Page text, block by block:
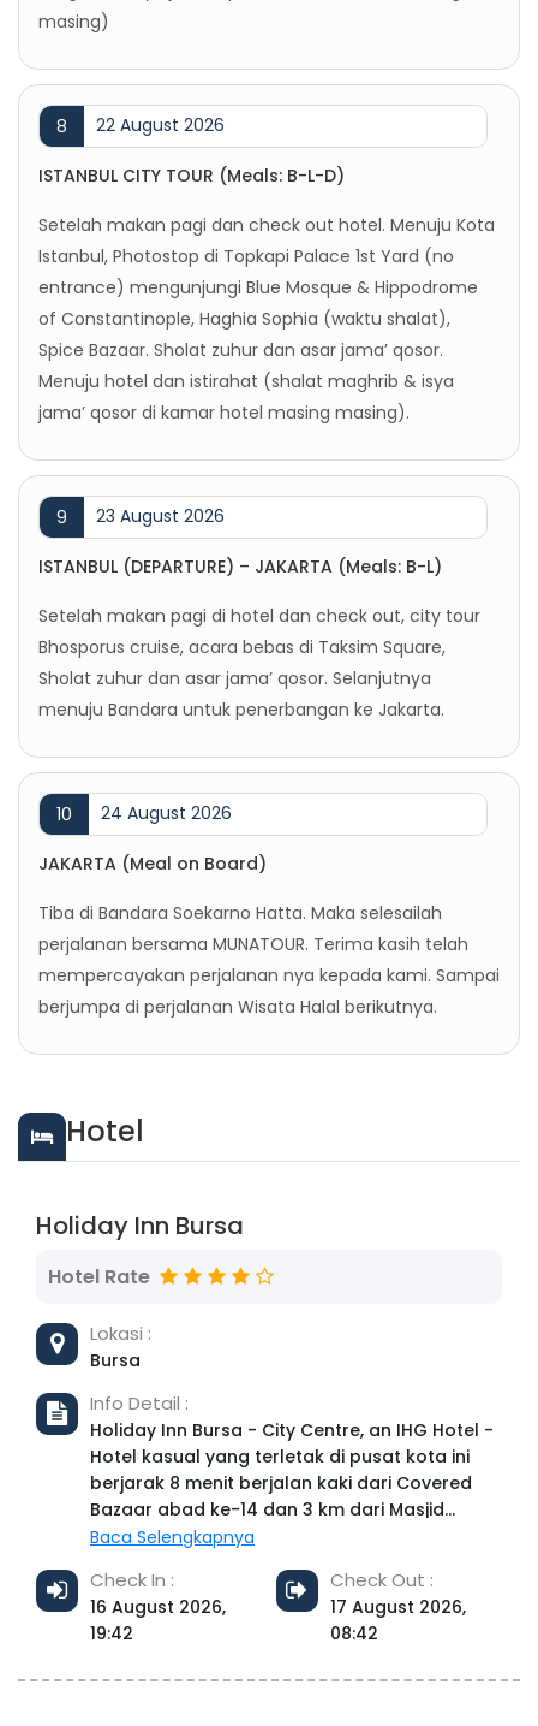
masing)
8 22 August 2026
ISTANBUL CITY TOUR (Meals: B-L-D)
Setelah makan pagi dan check out hotel. Menuju Kota
Istanbul, Photostop di Topkapi Palace 1st Yard (no
entrance) mengunjungi Blue Mosque & Hippodrome
of Constantinople, Haghia Sophia (waktu shalat),
Spice Bazaar. Sholat zuhur dan asar jama’ qosor.
Menuju hotel dan istirahat (shalat maghrib & isya
jama’ qosor di kamar hotel masing masing).
9 23 August 2026
ISTANBUL (DEPARTURE) – JAKARTA (Meals: B-L)
Setelah makan pagi di hotel dan check out, city tour
Bhosporus cruise, acara bebas di Taksim Square,
Sholat zuhur dan asar jama’ qosor. Selanjutnya
menuju Bandara untuk penerbangan ke Jakarta.
10 24 August 2026
JAKARTA (Meal on Board)
Tiba di Bandara Soekarno Hatta. Maka selesailah
perjalanan bersama MUNATOUR. Terima kasih telah
mempercayakan perjalanan nya kepada kami. Sampai
berjumpa di perjalanan Wisata Halal berikutnya.
Hotel
Holiday Inn Bursa
Hotel Rate
Lokasi :
Bursa
Info Detail :
Holiday Inn Bursa - City Centre, an IHG Hotel -
Hotel kasual yang terletak di pusat kota ini
berjarak 8 menit berjalan kaki dari Covered
Bazaar abad ke-14 dan 3 km dari Masjid
Agung Bursa. Kamar simpel dilengkapi Wi-Fi
pembuat teh dan kopi. Suite memiliki ruang
makan, mesin Nespresso, dan ruang keluarga.
Anak-anak berusia 17 tahun ke bawah dapat
Baca Selengkapnya
Check In :
16 August 2026,
19:42
Check Out :
17 August 2026,
08:42